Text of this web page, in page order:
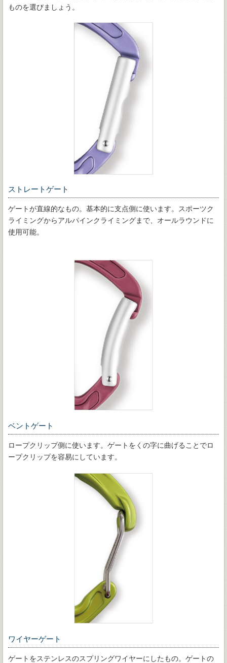
ものを選びましょう。
ストレートゲート
ゲートが直線的なもの。基本的に支点側に使います。スポーツク
ライミングからアルパインクライミングまで、オールラウンドに
使用可能。
ベントゲート
ロープクリップ側に使います。ゲートをくの字に曲げることでロ
ープクリップを容易にしています。
ワイヤーゲート
ゲートをステンレスのスプリングワイヤーにしたもの。ゲートの